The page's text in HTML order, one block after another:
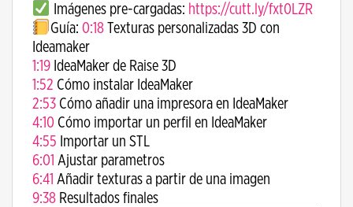
Imágenes pre-cargadas: https://cutt.ly/fxt0LZR
Guía: 0:18​ Texturas personalizadas 3D con
Ideamaker
1:19 ​ IdeaMaker de Raise 3D
1:52 ​ Cómo instalar IdeaMaker
2:53 ​ Cómo añadir una impresora en IdeaMaker
4:10 ​ Cómo importar un perfil en IdeaMaker
4:55 ​ Importar un STL
6:01 ​ Ajustar parametros
6:41 ​ Añadir texturas a partir de una imagen
9:38 ​ Resultados finales